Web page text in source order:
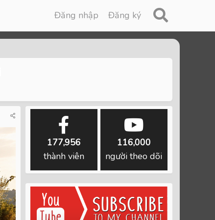
Đăng nhập Đăng ký
177,956
thành viên
116,000
người theo dõi